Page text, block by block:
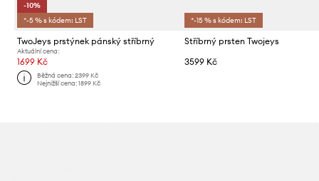
-10%
*-5 % s kódem: LST
TwoJeys prstýnek pánský stříbrný
Aktuální cena:
1699 Kč
Běžná cena:2399 Kč
Nejnižší cena:1899 Kč
*-15 % s kódem: LST
Stříbrný prsten Twojeys
3599 Kč